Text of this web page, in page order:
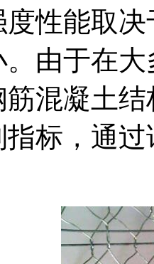
性能取
由于在
混凝土
标，通